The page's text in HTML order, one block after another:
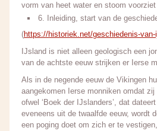
vorm van heet water en stoom
6. Inleiding, start van de
(https://historiek.net/geschiedenis-
IJsland is niet alleen geologisch een
van de achtste eeuw strijken er Ierse
Als in de negende eeuw de Vikingen
aangekomen Ierse monniken omdat
ofwel ‘Boek der IJslanders’, dat
eveneens uit de twaalfde eeuw, wordt
een poging doet om zich er te